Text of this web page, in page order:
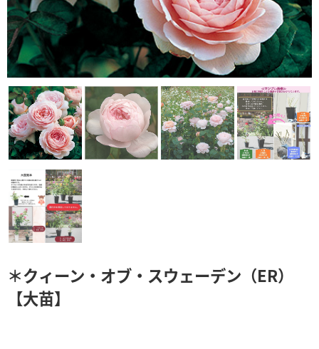
＊クィーン・オブ・スウェーデン（ER）
【大苗】